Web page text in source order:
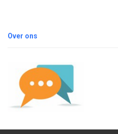
Over ons